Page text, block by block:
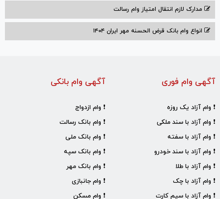
مدارک لازم انتقال امتیاز وام رسالت
انواع وام بانک قرض الحسنه مهر ایران ۱۴۰۴
آگهی وام بانکی
❗ وام ازدواج
❗ وام بانک رسالت
❗ وام بانک ملی
❗ وام بانک سپه
❗ وام بانک مهر
❗ وام جانبازی
❗ وام مسکن
آگهی وام فوری
❗ وام آزاد یک روزه
❗ وام آزاد با سند ملکی
❗ وام آزاد با سفته
❗ وام آزاد با سند خودرو
❗ وام آزاد با طلا
❗ وام آزاد با چک
❗ وام آزاد با سیم کارت